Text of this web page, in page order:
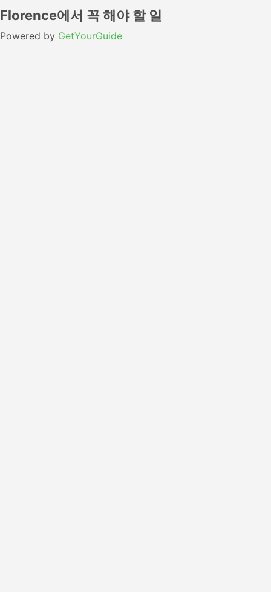
Florence에서 꼭 해야 할 일
Powered by GetYourGuide